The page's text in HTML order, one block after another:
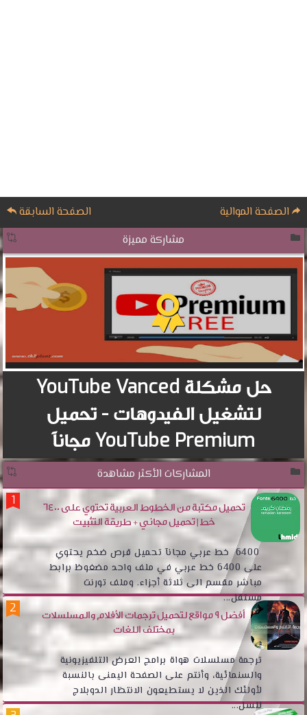
الصفحة الموالية
الصفحة السابقة
مشاركة مميزة
حل مشكلة YouTube Vanced
لتشغيل الفيدوهات - تحميل
YouTube Premium مجاناً
المشاركات الأكثر مشاهدة
تحميل مكتبة من الخطوط العربية تحتوي على 6400
خط | تحميل مجاني + طريقة التثبيت
6400 خط عربي مجانآ تحميل قرص ضخم يحتوي
على 6400 خط عربي في ملف واحد مضغوظ برابط
مباشر مقسم الى ثلاثة أجزاء. وملف تورنت
مستقل...
أفضل 9 مواقع لتحميل ترجمات الأفلام والمسلسلات
بمختلف اللغات
ترجمة مسلسلات هواة برامج العرض التلفيزيونية
والسنمائية، وأنتم على الصفحة اليمنى بالنسبة
لأولئك الذين لا يستطيعون الانتظار الدوبلاج
للسل...